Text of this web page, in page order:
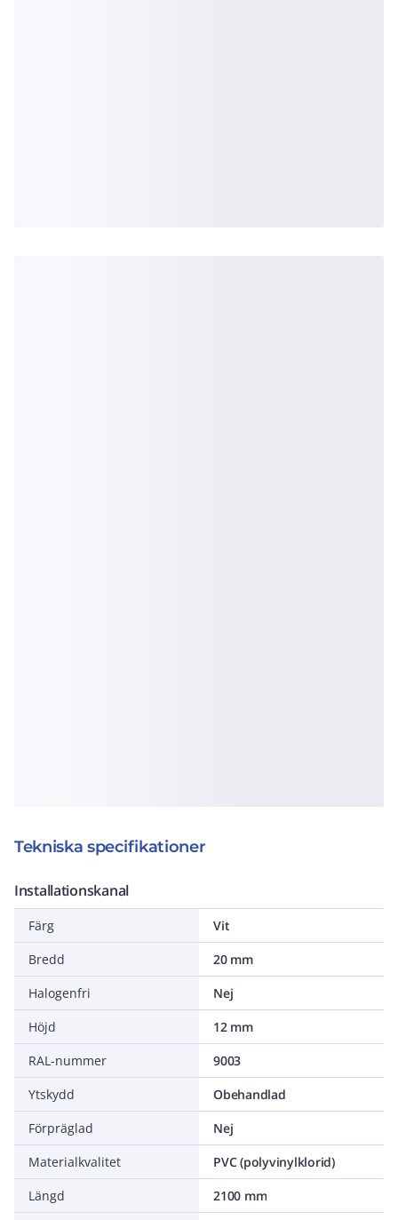
Tekniska specifikationer
Installationskanal
Färg
Vit
Bredd
20 mm
Halogenfri
Nej
Höjd
12 mm
RAL-nummer
9003
Ytskydd
Obehandlad
Förpräglad
Nej
Materialkvalitet
PVC (polyvinylklorid)
Längd
2100 mm